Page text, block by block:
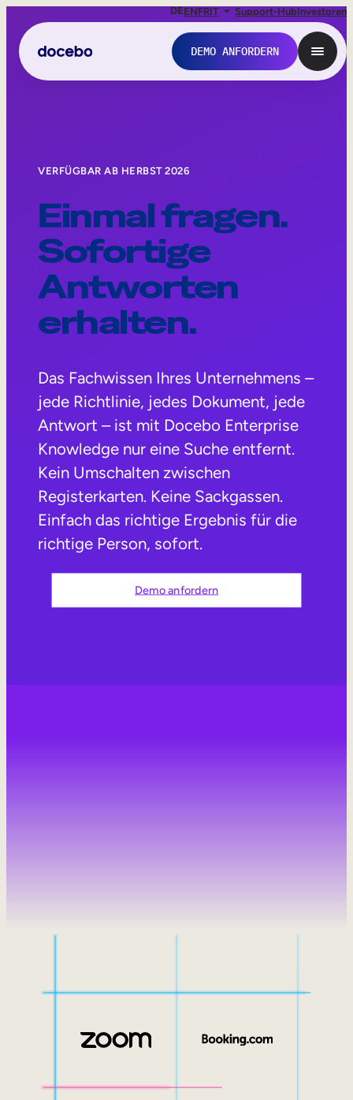
DEENFRIT Support-HubInvestoren
DEMO ANFORDERN
Interne Weiterbildung
Onboarding von Mitarbeitern
Vertriebsschulungen
Compliance-Training
Training für Customer Facing-Teams
Externe Weiterbildung
Kundenschulungen
Partnerschulungen
Ausbildung der Mitglieder
VERFÜGBAR AB HERBST 2026
Einmal fragen.
Sofortige
Antworten
erhalten.
Das Fachwissen Ihres Unternehmens –
jede Richtlinie, jedes Dokument, jede
Antwort – ist mit Docebo Enterprise
Knowledge nur eine Suche entfernt.
Kein Umschalten zwischen
Registerkarten. Keine Sackgassen.
Einfach das richtige Ergebnis für die
richtige Person, sofort.
Demo anfordern